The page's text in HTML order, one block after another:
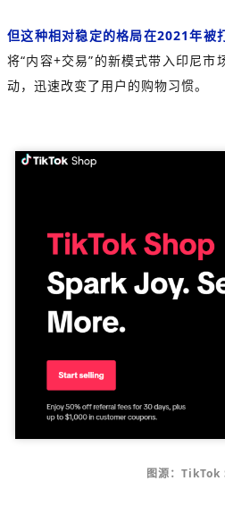
但这种相对稳定的格局在2021年被
将“内容+交易”的新模式带入印尼市
动，迅速改变了用户的购物习惯。
图源：TikTok